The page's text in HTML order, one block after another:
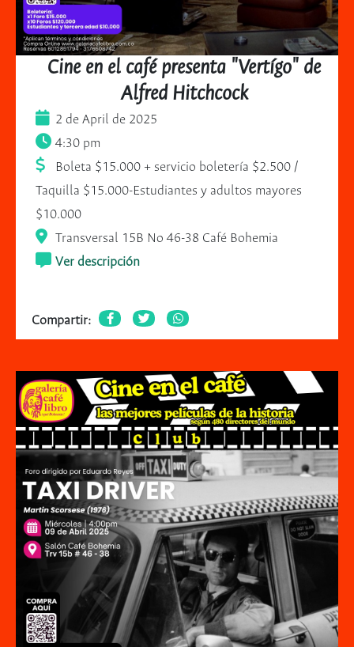
Cine en el café presenta "Vertígo" de
Alfred Hitchcock
2 de April de 2025
4:30 pm
Boleta $15.000 + servicio boletería $2.500 /
Taquilla $15.000-Estudiantes y adultos mayores
$10.000
Transversal 15B No 46-38 Café Bohemia
Ver descripción
Compartir: